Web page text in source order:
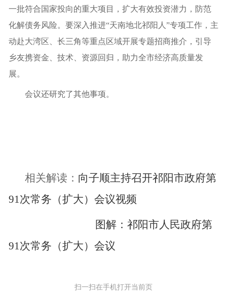
一批符合国家投向的重大项目，扩大有效投资潜力，防范
化解债务风险。要深入推进“天南地北祁阳人”专项工作，主
动赴大湾区、长三角等重点区域开展专题招商推介，引导
乡友携资金、技术、资源回归，助力全市经济高质量发
展。
会议还研究了其他事项。
相关解读： 向子顺主持召开祁阳市政府第
91次常务（扩大）会议视频
图解：祁阳市人民政府第
91次常务（扩大）会议
扫一扫在手机打开当前页